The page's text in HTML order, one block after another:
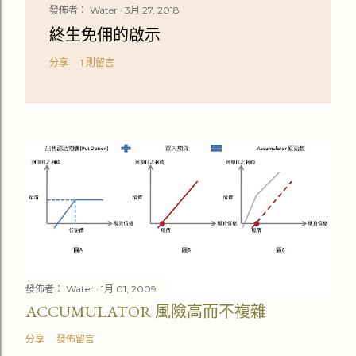
發佈者： Water 3月 27, 2018
終生免佣的啟示
分享 1 則留言
發佈者： Water 1月 01, 2009
ACCUMULATOR 風險高而不複雜
分享 發佈留言